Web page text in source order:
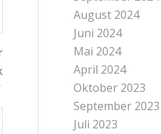
August 2024
Juni 2024
Mai 2024
April 2024
Oktober 2023
September 2023
Juli 2023